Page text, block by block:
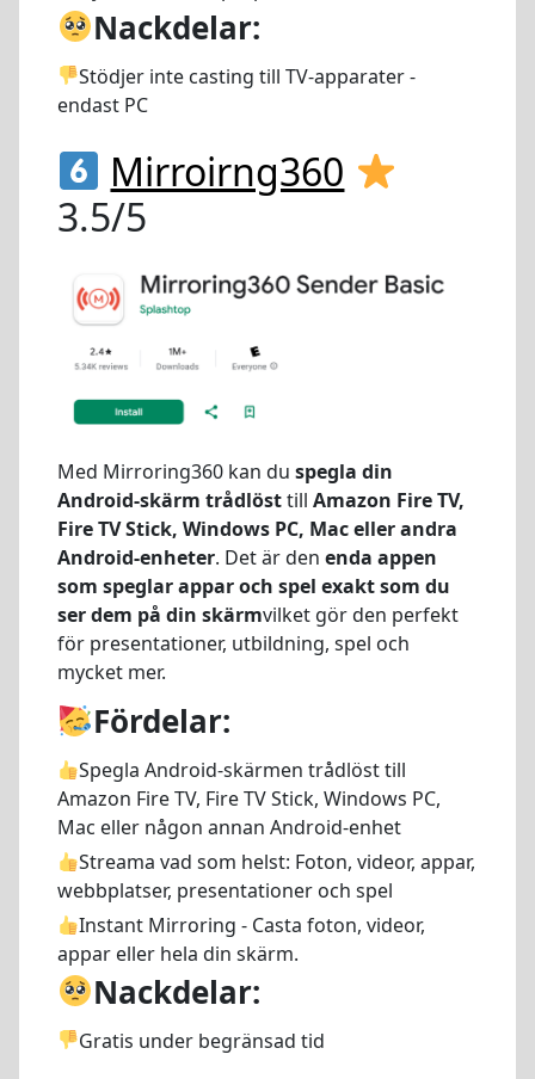
Nackdelar:
Stödjer inte casting till TV-apparater -
endast PC
Mirroirng360
3.5/5
Med Mirroring360 kan du spegla din
Android-skärm trådlösttill Amazon Fire TV,
Fire TV Stick, Windows PC, Mac eller andra
Android-enheter. Det är den enda appen
som speglar appar och spel exakt som du
ser dem på din skärmvilket gör den perfekt
för presentationer, utbildning, spel och
mycket mer.
Fördelar:
Spegla Android-skärmen trådlöst till
Amazon Fire TV, Fire TV Stick, Windows PC,
Mac eller någon annan Android-enhet
Streama vad som helst: Foton, videor, appar,
webbplatser, presentationer och spel
Instant Mirroring - Casta foton, videor,
appar eller hela din skärm.
Nackdelar:
Gratis under begränsad tid